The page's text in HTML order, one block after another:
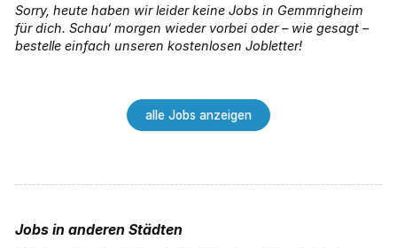
Sorry, heute haben wir leider keine Jobs in Gemmrigheim
für dich. Schau‘ morgen wieder vorbei oder – wie gesagt –
bestelle einfach unseren kostenlosen Jobletter!
alle Jobs anzeigen
Jobs in anderen Städten